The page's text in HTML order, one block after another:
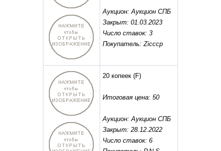
Аукцион: Аукцион СПБ
Закрыт: 01.03.2023
Число ставок: 3
Покупатель: Zicccp
20 копеек (F)
Итоговая цена: 50
Аукцион: Аукцион СПБ
Закрыт: 28.12.2022
Число ставок: 6